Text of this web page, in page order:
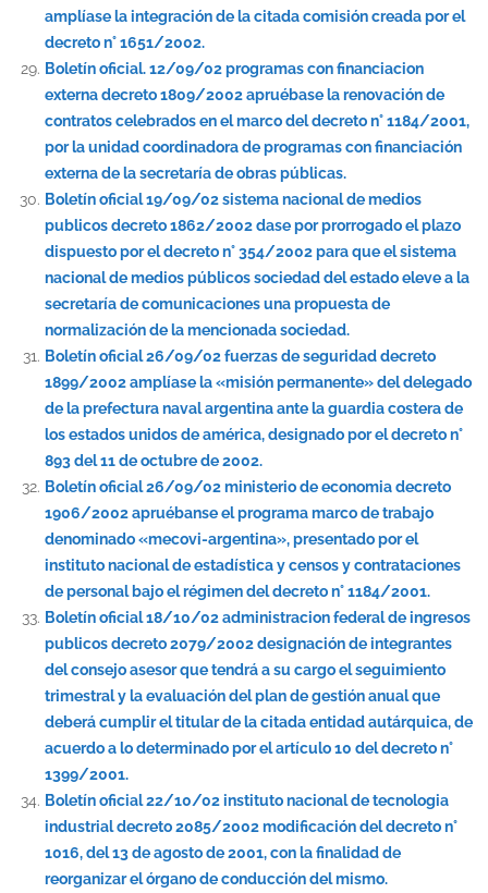
amplíase la integración de la citada comisión creada por el
decreto n° 1651/2002.
Boletín oficial. 12/09/02 programas con financiacion
externa decreto 1809/2002 apruébase la renovación de
contratos celebrados en el marco del decreto n° 1184/2001,
por la unidad coordinadora de programas con financiación
externa de la secretaría de obras públicas.
Boletín oficial 19/09/02 sistema nacional de medios
publicos decreto 1862/2002 dase por prorrogado el plazo
dispuesto por el decreto n° 354/2002 para que el sistema
nacional de medios públicos sociedad del estado eleve a la
secretaría de comunicaciones una propuesta de
normalización de la mencionada sociedad.
Boletín oficial 26/09/02 fuerzas de seguridad decreto
1899/2002 amplíase la «misión permanente» del delegado
de la prefectura naval argentina ante la guardia costera de
los estados unidos de américa, designado por el decreto n°
893 del 11 de octubre de 2002.
Boletín oficial 26/09/02 ministerio de economia decreto
1906/2002 apruébanse el programa marco de trabajo
denominado «mecovi-argentina», presentado por el
instituto nacional de estadística y censos y contrataciones
de personal bajo el régimen del decreto n° 1184/2001.
Boletín oficial 18/10/02 administracion federal de ingresos
publicos decreto 2079/2002 designación de integrantes
del consejo asesor que tendrá a su cargo el seguimiento
trimestral y la evaluación del plan de gestión anual que
deberá cumplir el titular de la citada entidad autárquica, de
acuerdo a lo determinado por el artículo 10 del decreto n°
1399/2001.
Boletín oficial 22/10/02 instituto nacional de tecnologia
industrial decreto 2085/2002 modificación del decreto n°
1016, del 13 de agosto de 2001, con la finalidad de
reorganizar el órgano de conducción del mismo.